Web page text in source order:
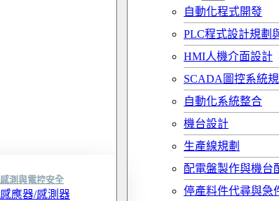
感測與電控安全
感應器/感測器
自動化程式開發
PLC程式設計規劃
HMI人機介面設計
SCADA圖控系統
自動化系統整合
機台設計
生產線規劃
配電盤製作與機台
停產料件代尋與急